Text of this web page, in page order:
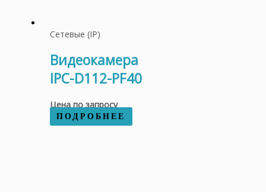
Сетевые (IP)
Видеокамера
IPC-D112-PF40
Цена по запросу
ПОДРОБНЕЕ